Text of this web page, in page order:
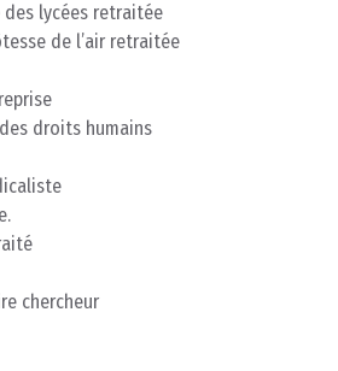
des lycées retraitée
de l’air retraitée
droits humains
chercheur